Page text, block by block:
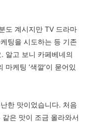
도 계시지만 TV 드라마
팅을 시도하는 등 기존
알고 보니 카페베네의
케팅 ‘색깔’이 묻어있
한 맛이었습니다. 처음
은 맛이 조금 올라와서